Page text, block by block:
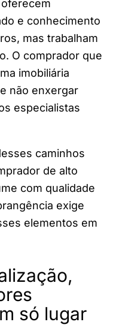
e conhecimento
mas trabalham
O comprador que
imobiliária
não enxergar
especialistas
caminhos
de alto
com qualidade
exige
elementos em
só lugar